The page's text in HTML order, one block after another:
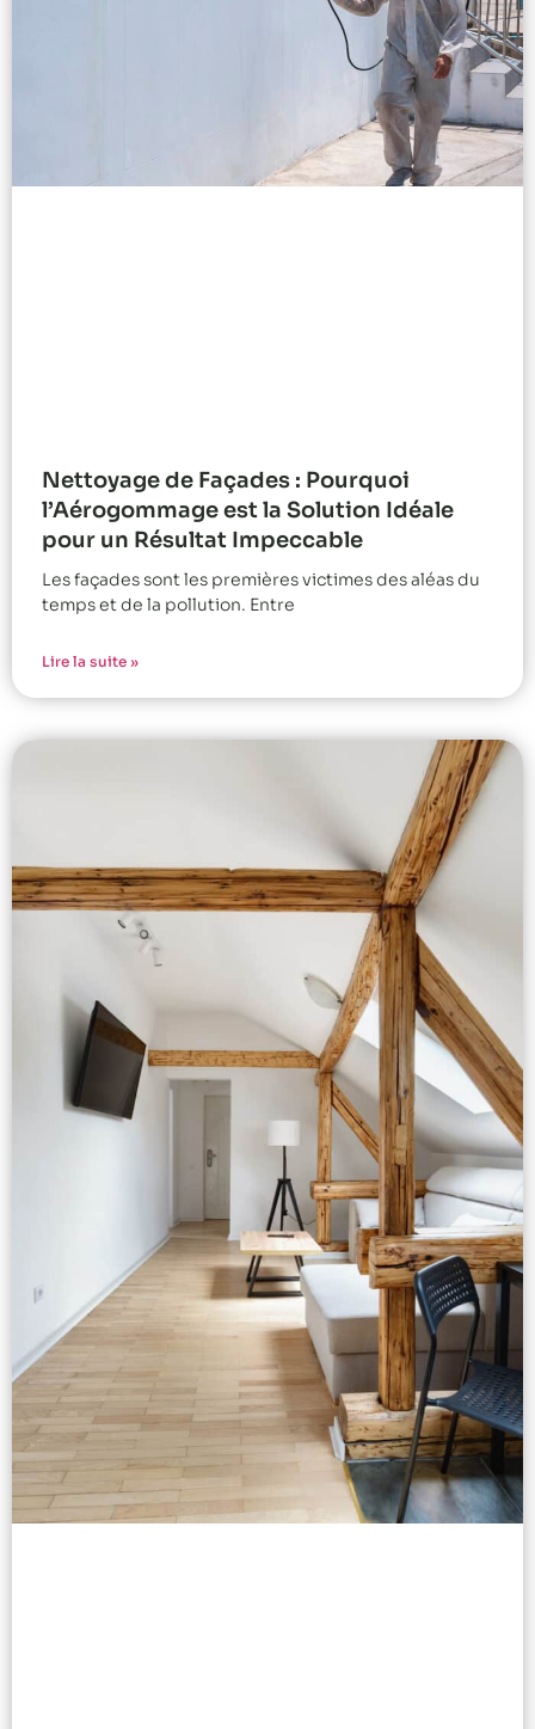
Nettoyage de Façades : Pourquoi
l’Aérogommage est la Solution Idéale
pour un Résultat Impeccable
Les façades sont les premières victimes des aléas du
temps et de la pollution. Entre
Lire la suite »